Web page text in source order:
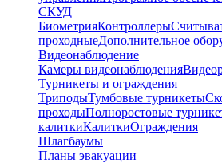
СКУД
БиометрияКонтроллеры
проходныеДополнительное
Видеонаблюдение
Камеры видеонаблюдения
Турникеты и ограждения
ТриподыТумбовые турникеты
проходыПолноростовые
калиткиКалиткиОграждения
Шлагбаумы
Планы эвакуации